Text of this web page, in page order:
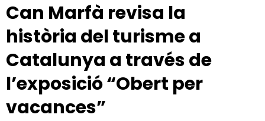
Can Marfà revisa la
història del turisme a
Catalunya a través de
l’exposició “Obert per
vacances”